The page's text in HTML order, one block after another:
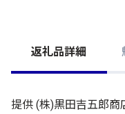
返礼品詳細
提供 (株)黒田吉五郎商